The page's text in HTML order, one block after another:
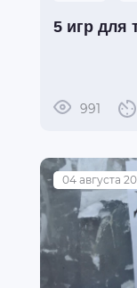
5 игр для
991
04 августа